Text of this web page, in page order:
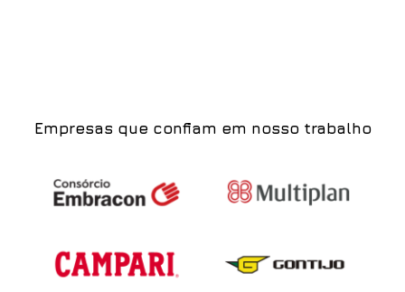
Empresas que confiam em nosso trabalho